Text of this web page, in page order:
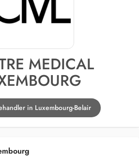
MEDICAL
in Luxembourg-Belair